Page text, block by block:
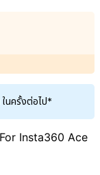
ในครั้งต่อไป*
Insta360 Ace